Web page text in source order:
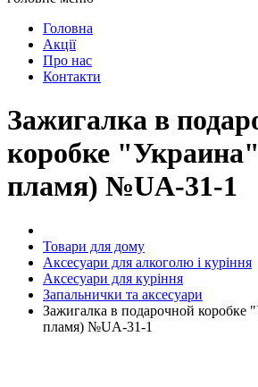
Головна
Акції
Про нас
Контакти
Зажигалка в
коробке
пламя) №UA-31-1
Товари для дому
Аксесуари для алкоголю і куріння
Аксесуари для куріння
Запальнички та аксесуари
Зажигалка в подарочной коробке
пламя) №UA-31-1